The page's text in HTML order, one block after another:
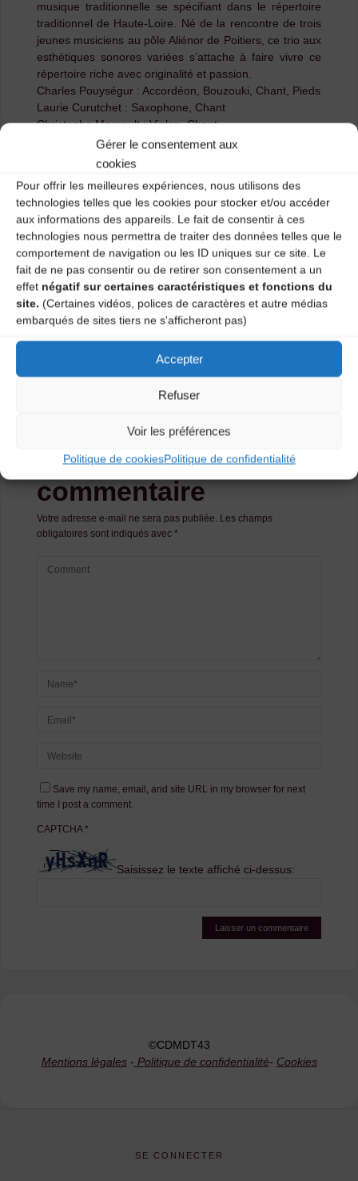
Gérer le consentement aux
cookies
Pour offrir les meilleures expériences, nous utilisons des
technologies telles que les cookies pour stocker et/ou accéder
aux informations des appareils. Le fait de consentir à ces
technologies nous permettra de traiter des données telles que le
comportement de navigation ou les ID uniques sur ce site. Le
fait de ne pas consentir ou de retirer son consentement a un
effet négatif sur certaines caractéristiques et fonctions du
site. (Certaines vidéos, polices de caractères et autre médias
embarqués de sites tiers ne s'afficheront pas)
Accepter
Refuser
Voir les préférences
Politique de cookiesPolitique de confidentialité
musique traditionnelle se spécifiant dans le répertoire
traditionnel de Haute-Loire. Né de la rencontre de trois
jeunes musiciens au pôle Aliénor de Poitiers, ce trio aux
esthétiques sonores variées s’attache à faire vivre ce
répertoire riche avec originalité et passion.
Charles Pouységur : Accordéon, Bouzouki, Chant, Pieds
Laurie Curutchet : Saxophone, Chant
Christophe Mourault : Violon, Chant
Le film documentaire « Mémoires vives –
rencontres en Haute-Loire » est en ligne !
Laisser un
commentaire
Votre adresse e-mail ne sera pas publiée. Les champs
obligatoires sont indiqués avec *
Save my name, email, and site URL in my browser for next
time I post a comment.
CAPTCHA*
Saisissez le texte affiché ci-dessus:
©CDMDT43
Mentions légales- Politique de confidentialité- Cookies
SE CONNECTER